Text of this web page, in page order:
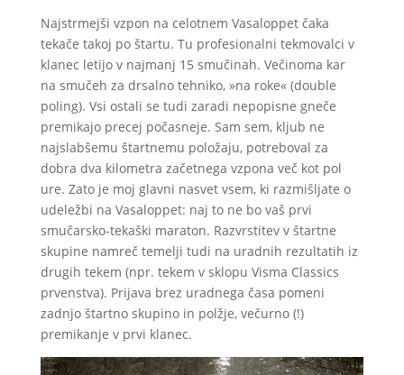
Najstrmejši vzpon na celotnem Vasaloppet čaka
tekače takoj po štartu. Tu profesionalni tekmovalci v
klanec letijo v najmanj 15 smučinah. Večinoma kar
na smučeh za drsalno tehniko, »na roke« (double
poling). Vsi ostali se tudi zaradi nepopisne gneče
premikajo precej počasneje. Sam sem, kljub ne
najslabšemu štartnemu položaju, potreboval za
dobra dva kilometra začetnega vzpona več kot pol
ure. Zato je moj glavni nasvet vsem, ki razmišljate o
udeležbi na Vasaloppet: naj to ne bo vaš prvi
smučarsko-tekaški maraton. Razvrstitev v štartne
skupine namreč temelji tudi na uradnih rezultatih iz
drugih tekem (npr. tekem v sklopu Visma Classics
prvenstva). Prijava brez uradnega časa pomeni
zadnjo štartno skupino in polžje, večurno (!)
premikanje v prvi klanec.